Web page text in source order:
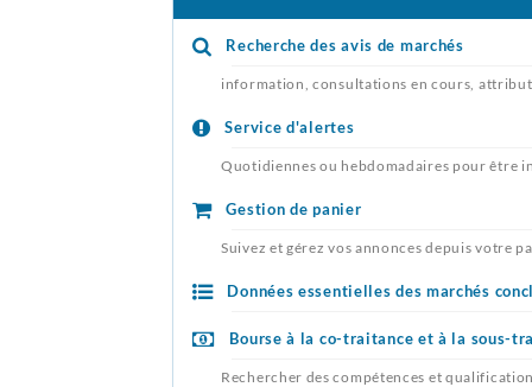
Recherche des avis de marchés
information, consultations en cours,
Service d'alertes
Quotidiennes ou hebdomadaires pour être
Gestion de panier
Suivez et gérez vos annonces depuis votre
Données essentielles des marchés
Bourse à la co-traitance et à la sous-
Rechercher des compétences et